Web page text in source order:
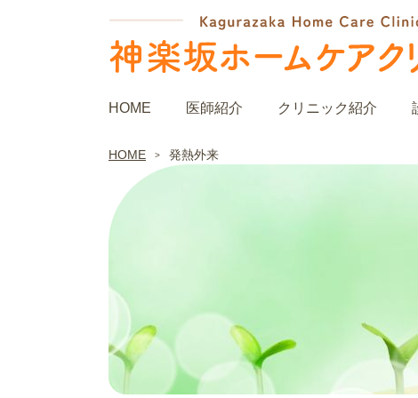
神楽坂ホームケアクリニック
HOME 医師紹介 クリニック紹介
HOME 発熱外来